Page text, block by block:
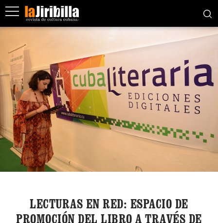
LECTURAS EN RED: ESPACIO DE
PROMOCIÓN DEL LIBRO A TRAVÉS DE